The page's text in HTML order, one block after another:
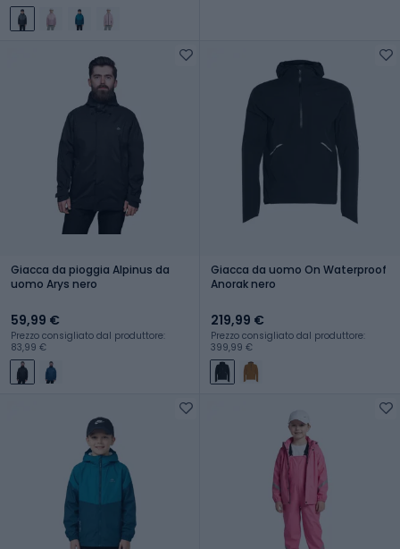
Giacca da pioggia Alpinus da
uomo Arys nero
59,99 €
Prezzo consigliato dal produttore:
83,99 €
Giacca da uomo On Waterproof
Anorak nero
219,99 €
Prezzo consigliato dal produttore:
399,99 €